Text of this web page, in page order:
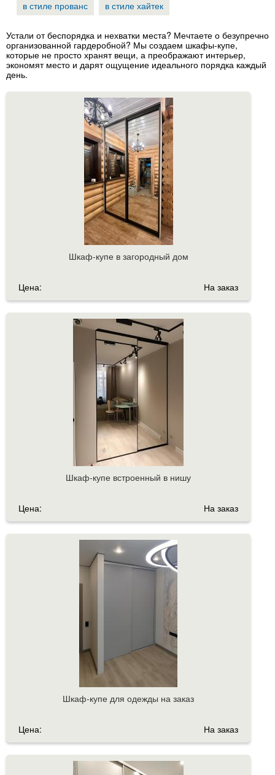
в стиле прованс
в стиле хайтек
Устали от беспорядка и нехватки места? Мечтаете о безупречно
организованной гардеробной? Мы создаем шкафы-купе,
которые не просто хранят вещи, а преображают интерьер,
экономят место и дарят ощущение идеального порядка каждый
день.
Шкаф-купе в загородный дом
Цена: На заказ
Шкаф-купе встроенный в нишу
Цена: На заказ
Шкаф-купе для одежды на заказ
Цена: На заказ